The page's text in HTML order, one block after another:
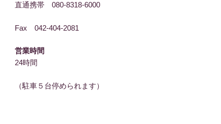
直通携帯 080-8318-6000
Fax 042-404-2081
営業時間
24時間
（駐車５台停められます）